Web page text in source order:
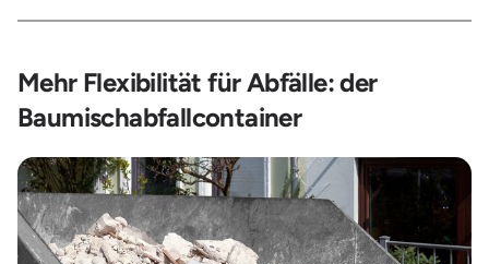
Mehr Flexibilität für Abfälle: der
Baumischabfallcontainer